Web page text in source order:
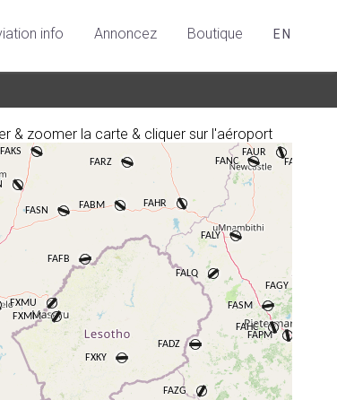
info Annoncez Boutique EN
& zoomer la carte & cliquer sur l'aéroport